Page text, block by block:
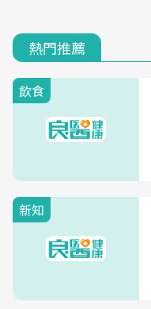
熱門推薦
飲食
新知